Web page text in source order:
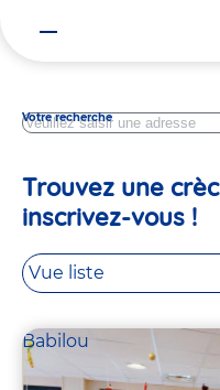
Votre recherche
Trouvez une
inscrivez-vous !
Vue liste
Babilou